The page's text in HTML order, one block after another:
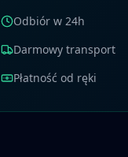
Odbiór w 24h
Darmowy transport
Płatność od ręki